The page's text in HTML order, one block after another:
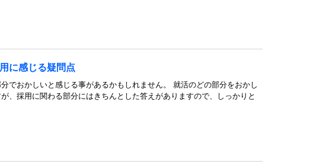
に感じる疑問点
でおかしいと感じる事があるかもしれません。 就活のどの部分をおかし
、採用に関わる部分にはきちんとした答えがありますので、しっかりと